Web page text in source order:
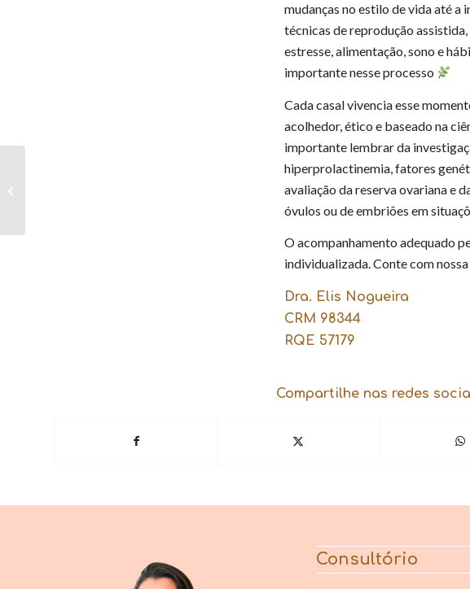
mudanças no estilo de vida até a
técnicas de reprodução
estresse, alimentação, sono e
importante nesse processo
Cada casal vivencia esse
acolhedor, ético e baseado na
importante lembrar da
hiperprolactinemia, fatores
avaliação da reserva ovariana e
óvulos ou de embriões em
O acompanhamento adequado
individualizada. Conte com nossa
Dra. Elis Nogueira
CRM 98344
RQE 57179
Compartilhe nas redes
Consultório